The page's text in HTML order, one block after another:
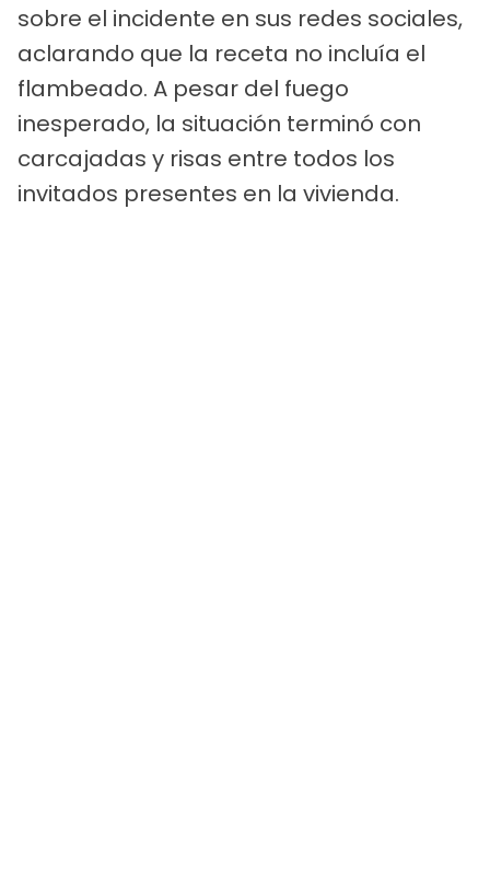
sobre el incidente en sus redes sociales,
aclarando que la receta no incluía el
flambeado. A pesar del fuego
inesperado, la situación terminó con
carcajadas y risas entre todos los
invitados presentes en la vivienda.